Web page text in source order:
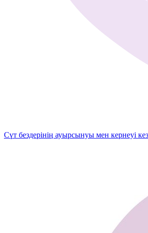
Сүт бездерінің ауырсынуы мен кернеуі